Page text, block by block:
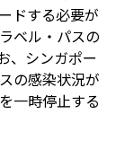
ドする必要が
ベル・パスの
、シンガポー
の感染状況が
一時停止する